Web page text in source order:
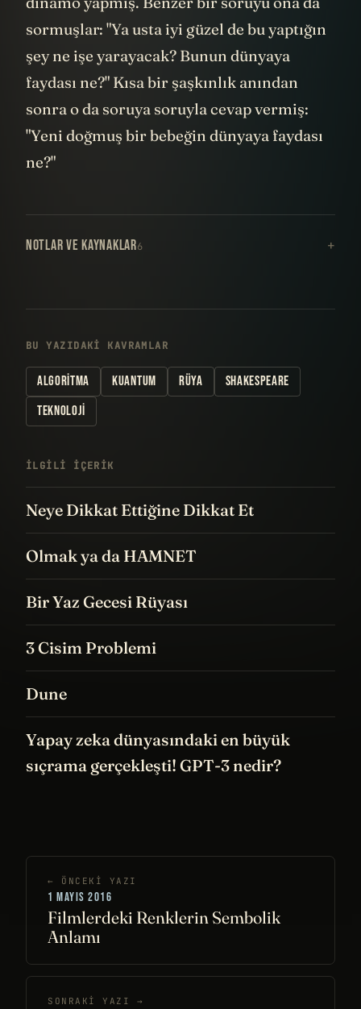
sormuşlar: "Ya usta iyi güzel de bu yaptığın
şey ne işe yarayacak? Bunun dünyaya
faydası ne?" Kısa bir şaşkınlık anından
sonra o da soruya soruyla cevap vermiş:
"Yeni doğmuş bir bebeğin dünyaya faydası
ne?"
NOTLAR VE KAYNAKLAR6
BU YAZIDAKI KAVRAMLAR
ALGORITMA KUANTUM RÜYA
SHAKESPEARE
TEKNOLOJI
İLGILI IÇERIK
Neye Dikkat Ettiğine Dikkat Et
Olmak ya da HAMNET
Bir Yaz Gecesi Rüyası
3 Cisim Problemi
Dune
Yapay zeka dünyasındaki en büyük
sıçrama gerçekleşti! GPT-3 nedir?
← ÖNCEKI YAZI
1 MAYIS 2016
Filmlerdeki Renklerin Sembolik
Anlamı
SONRAKI YAZI →